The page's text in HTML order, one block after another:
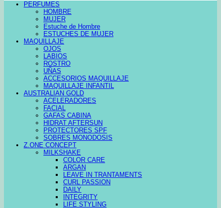
PERFUMES
HOMBRE
MUJER
Estuche de Hombre
ESTUCHES DE MUJER
MAQUILLAJE
OJOS
LABIOS
ROSTRO
UÑAS
ACCESORIOS MAQUILLAJE
MAQUILLAJE INFANTIL
AUSTRALIAN GOLD
ACELERADORES
FACIAL
GAFAS CABINA
HIDRAT AFTERSUN
PROTECTORES SPF
SOBRES MONODOSIS
Z.ONE CONCEPT
MILKSHAKE
COLOR CARE
ARGAN
LEAVE IN TRANTAMENTS
CURL PASSION
DAILY
INTEGRITY
LIFE STYLING